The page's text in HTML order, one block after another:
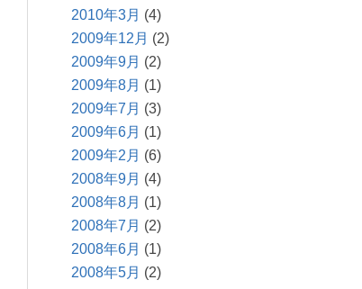
2010年3月 (4)
2009年12月 (2)
2009年9月 (2)
2009年8月 (1)
2009年7月 (3)
2009年6月 (1)
2009年2月 (6)
2008年9月 (4)
2008年8月 (1)
2008年7月 (2)
2008年6月 (1)
2008年5月 (2)